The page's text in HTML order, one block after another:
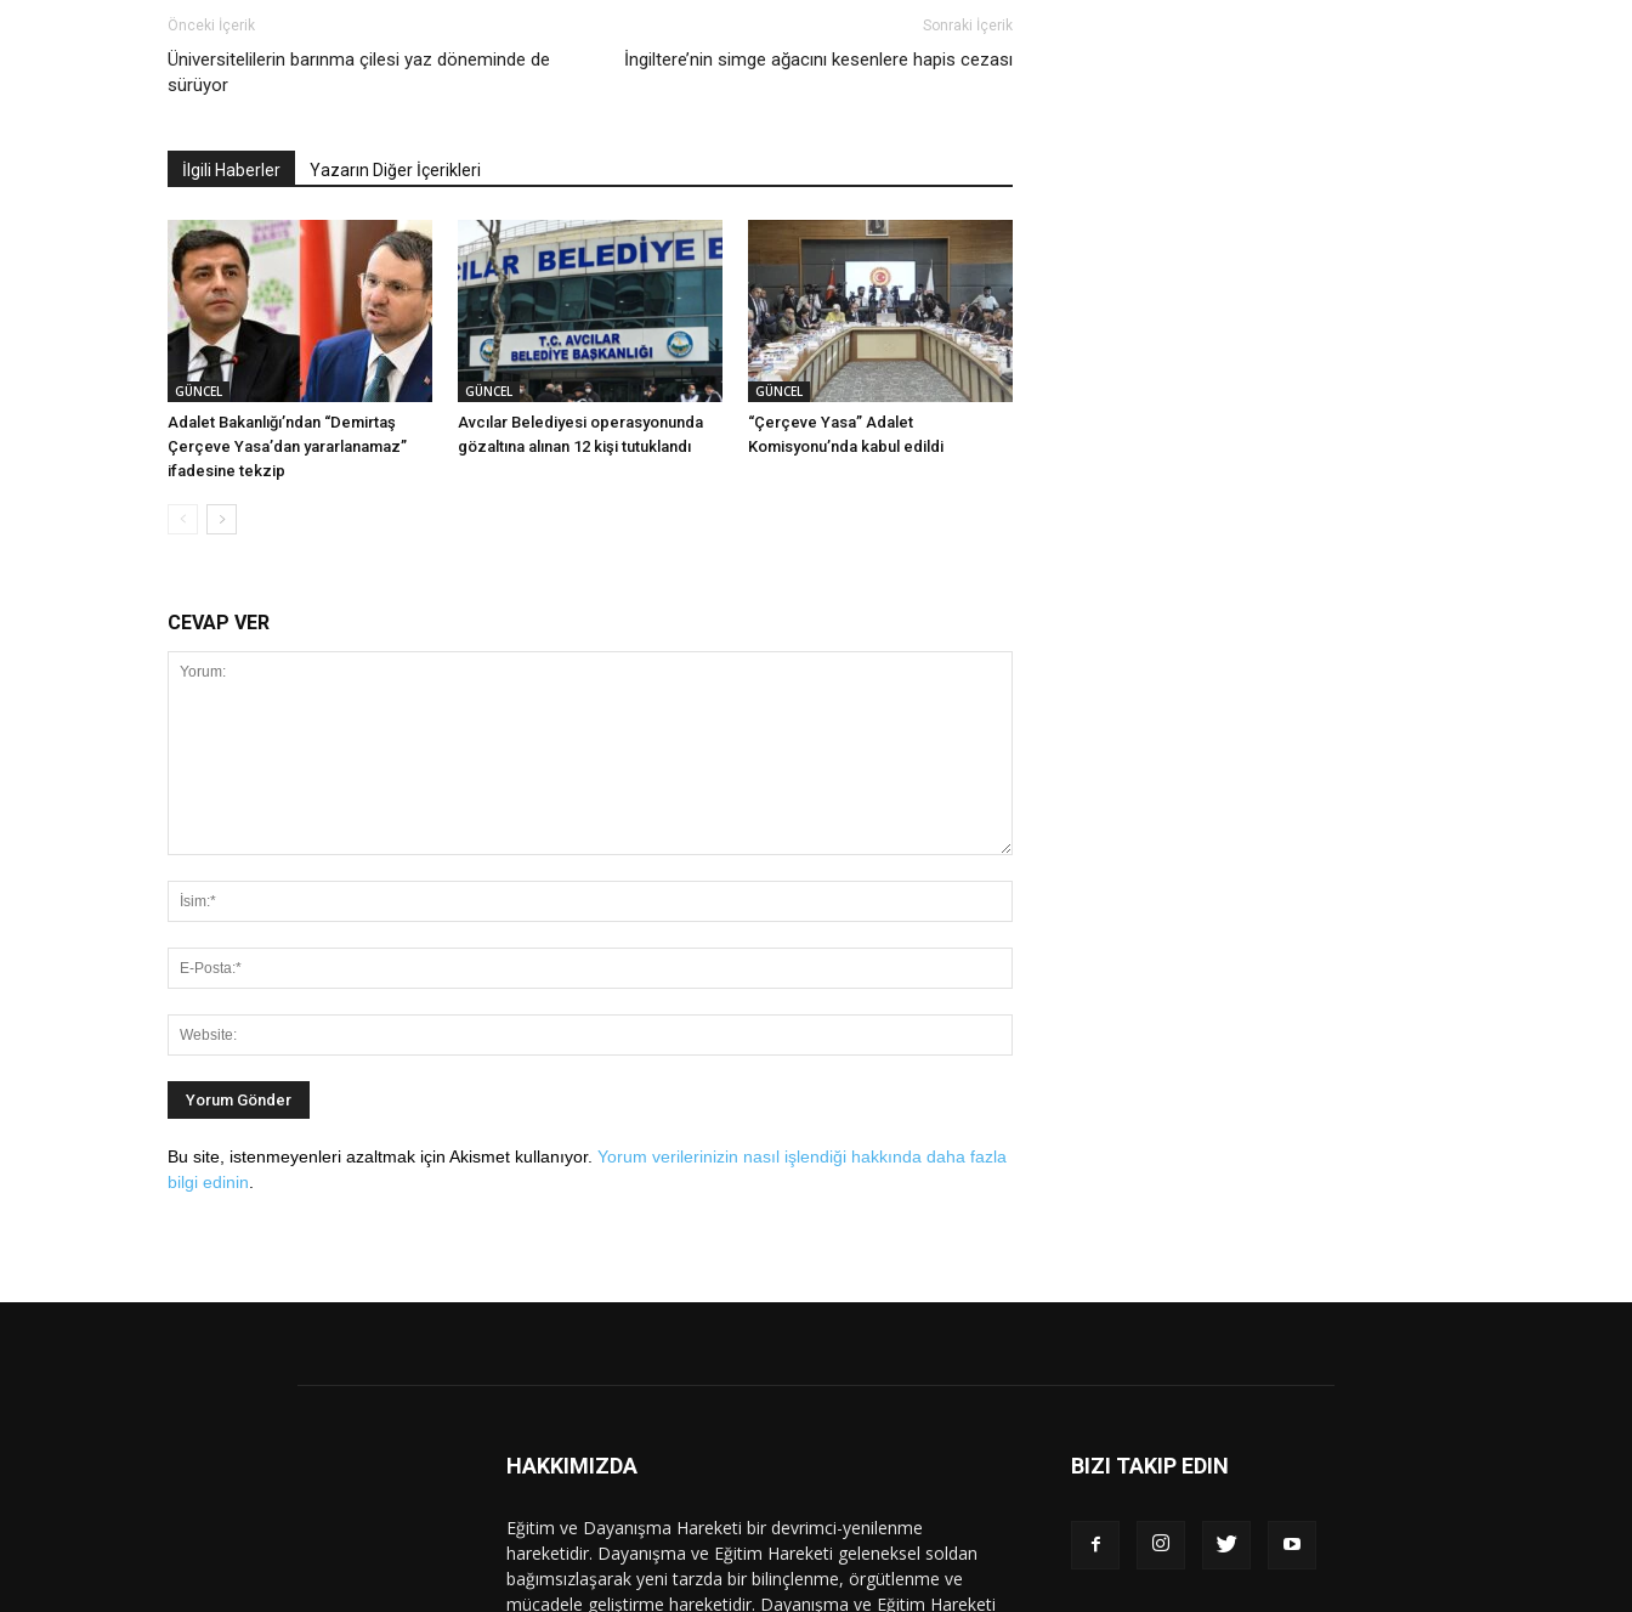
Önceki İçerik
Üniversitelilerin barınma çilesi yaz döneminde de
sürüyor
Sonraki İçerik
İngiltere’nin simge ağacını kesenlere hapis cezası
İlgili Haberler Yazarın Diğer İçerikleri
GÜNCEL
Adalet Bakanlığı’ndan “Demirtaş
Çerçeve Yasa’dan yararlanamaz”
ifadesine tekzip
GÜNCEL
Avcılar Belediyesi operasyonunda
gözaltına alınan 12 kişi tutuklandı
GÜNCEL
“Çerçeve Yasa” Adalet
Komisyonu’nda kabul edildi
CEVAP VER
Bu site, istenmeyenleri azaltmak için Akismet kullanıyor. Yorum verilerinizin nasıl işlendiği hakkında daha fazla
bilgi edinin
HAKKIMIZDA
Eğitim ve Dayanışma Hareketi bir devrimci-yenilenme
hareketidir. Dayanışma ve Eğitim Hareketi geleneksel soldan
bağımsızlaşarak yeni tarzda bir bilinçlenme, örgütlenme ve
mücadele geliştirme hareketidir. Dayanışma ve Eğitim Hareketi
BIZI TAKIP EDIN